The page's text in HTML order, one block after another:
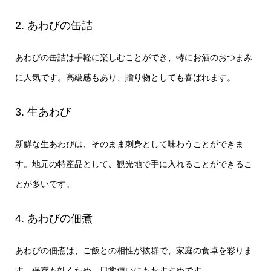
2. あわびの缶詰
あわびの缶詰は手軽に楽しむことができ、特にお酒のおつまみ
に人気です。高級感もあり、贈り物としても喜ばれます。
3. 生あわび
新鮮な生あわびは、そのまま刺身として味わうことができま
す。地元の特産品として、観光地で手に入れることができるこ
とが多いです。
4. あわびの佃煮
あわびの佃煮は、ご飯との相性が抜群で、家庭の食卓を彩りま